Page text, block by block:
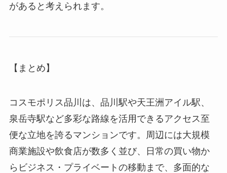
があると考えられます。
【まとめ】
コスモポリス品川は、品川駅や天王洲アイル駅、
泉岳寺駅など多彩な路線を活用できるアクセス至
便な立地を誇るマンションです。周辺には大規模
商業施設や飲食店が数多く並び、日常の買い物か
らビジネス・プライベートの移動まで、多面的な